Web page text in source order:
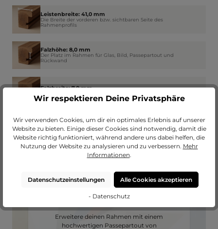
Leistenbreite: 41,0 mm
Die Breite der vorderen bzw. sichtbaren Seite des
Rahmenprofils
Falzhöhe: 8,0 mm
Der Platz im Rahmen für Glas, Bild, Passepartout und
Rückwand
Falzbreite: 7,0 mm
Wie weit der Rahmen am Rand das Glas überdeckt
Passendes Passepartout?
Erweitere deinen Rahmen mit einem
hochwertigen Passepartout von
Wir respektieren Deine Privatsphäre
Wir verwenden Cookies, um dir ein optimales Erlebnis auf unserer
Website zu bieten. Einige dieser Cookies sind notwendig, damit die
Website richtig funktioniert, während andere uns dabei helfen, die
Nutzung der Website zu analysieren und zu verbessern. Mehr
Informationen.
Datenschutzeinstellungen Alle Cookies akzeptieren
- Datenschutz